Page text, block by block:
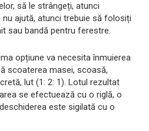
să le strângeți, atunci
nu ajută, atunci trebuie să folosiți
sau bandă pentru ferestre.
opțiune va necesita înmuierea
scoaterea masei, scoasă,
lut (1: 2: 1). Lotul rezultat
se efectuează cu o riglă, o
este sigilată cu o